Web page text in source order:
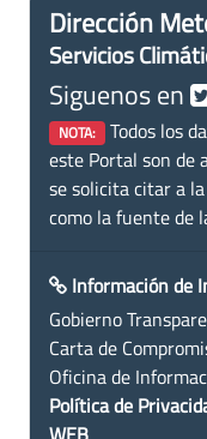
Dirección
Servicios
Siguenos en
NOTA: Todos los
este Portal son de
se solicita citar a la
como la fuente de
Información de
Gobierno
Carta de
Oficina de
Política de